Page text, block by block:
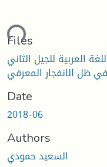
Files
العربية للجيل الثاني
Date
2018-06
Authors
السعيد حمودي